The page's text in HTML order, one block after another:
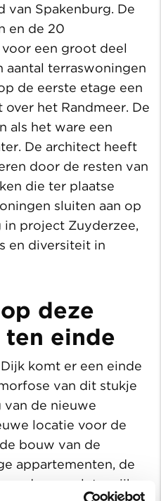
van Spakenburg. De
en de 20
een groot deel
aantal terraswoningen
de eerste etage een
het Randmeer. De
als het ware een
De architect heeft
door de resten van
die ter plaatse
sluiten aan op
project Zuyderzee,
en diversiteit in
deze
einde
komt er een einde
van dit stukje
van de nieuwe
locatie voor de
bouw van de
appartementen, de
en de complete wijk